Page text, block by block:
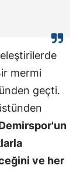
mermi
geçti.
ve her